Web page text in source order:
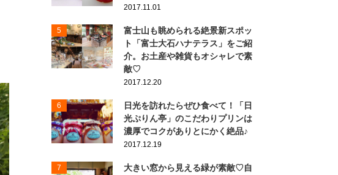
2017.11.01
5
富士山も眺められる絶景新スポッ
ト「富士大石ハナテラス」をご紹
介。お土産や雑貨もオシャレで素
敵♡
2017.12.20
6
日光を訪れたらぜひ食べて！「日
光ぷりん亭」のこだわりプリンは
濃厚でコクがありとにかく絶品♪
2017.12.19
7
大きい窓から見える緑が素敵♡自